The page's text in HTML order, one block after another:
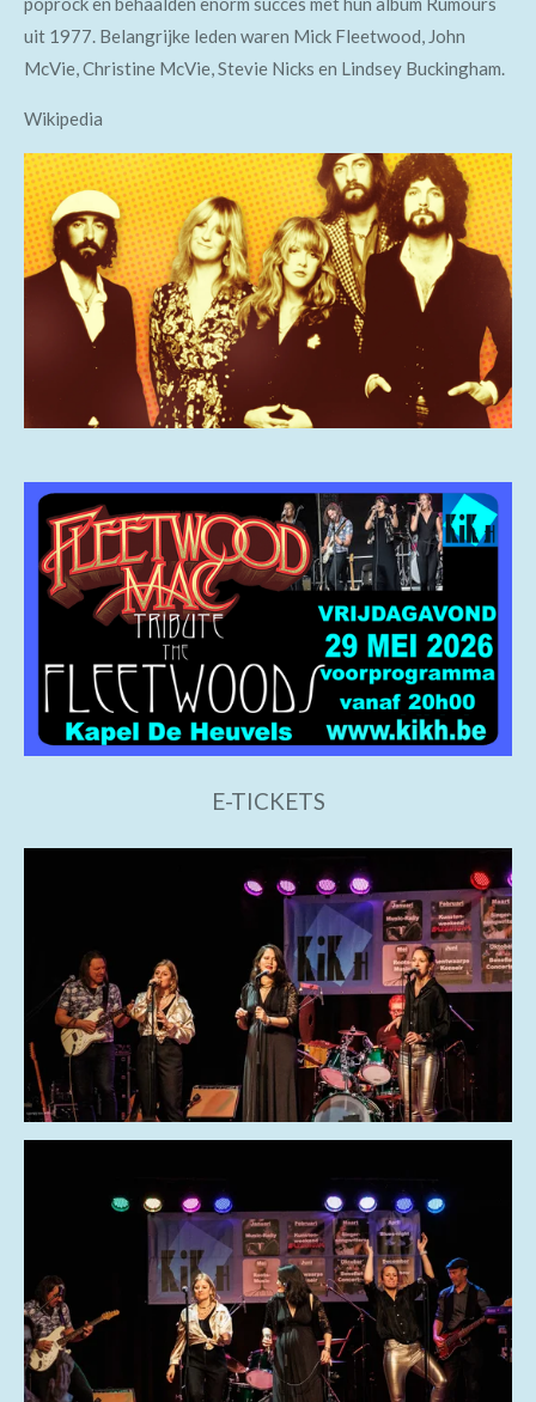
uit 1977. Belangrijke leden waren Mick Fleetwood, John
McVie, Christine McVie, Stevie Nicks en Lindsey Buckingham.
Wikipedia
E-TICKETS